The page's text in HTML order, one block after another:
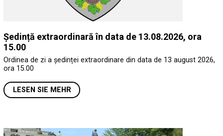
Ședință extraordinară în data de 13.08.2026, ora
15.00
Ordinea de zi a ședinței extraordinare din data de 13 august 2026,
ora 15.00
LESEN SIE MEHR